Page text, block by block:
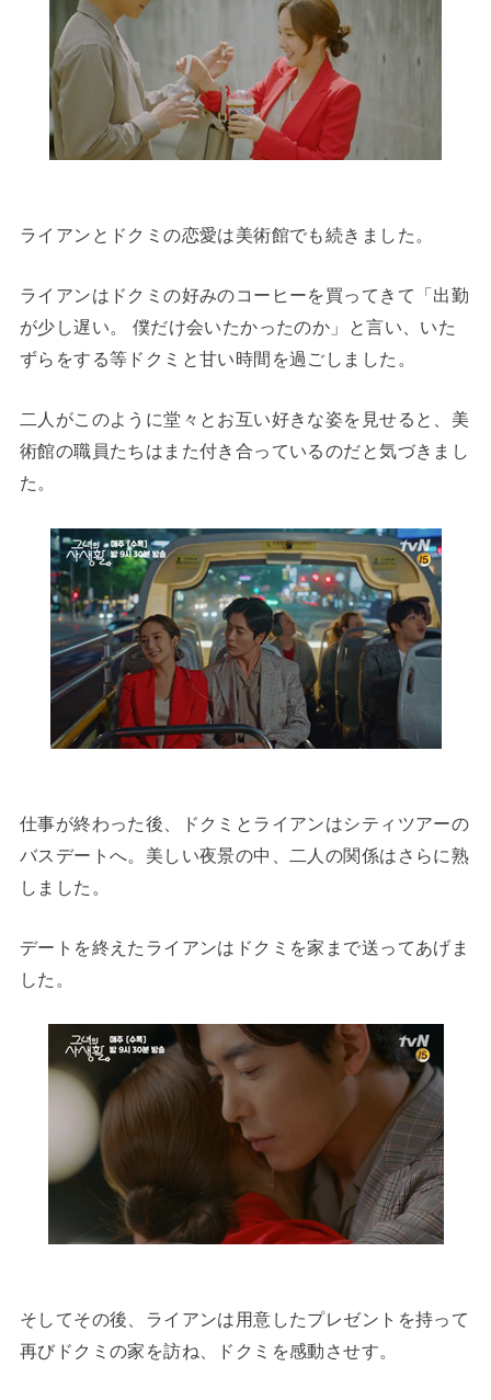
ライアンとドクミの恋愛は美術館でも続きました。
ライアンはドクミの好みのコーヒーを買ってきて「出勤
が少し遅い。 僕だけ会いたかったのか」と言い、いた
ずらをする等ドクミと甘い時間を過ごしました。
二人がこのように堂々とお互い好きな姿を見せると、美
術館の職員たちはまた付き合っているのだと気づきまし
た。
仕事が終わった後、ドクミとライアンはシティツアーの
バスデートへ。美しい夜景の中、二人の関係はさらに熟
しました。
デートを終えたライアンはドクミを家まで送ってあげま
した。
そしてその後、ライアンは用意したプレゼントを持って
再びドクミの家を訪ね、ドクミを感動させす。